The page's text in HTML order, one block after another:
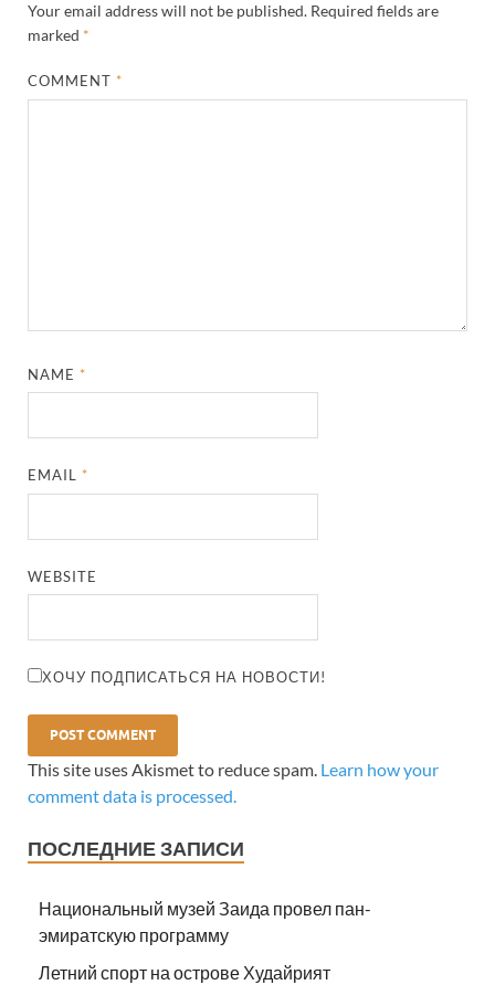
Your email address will not be published. Required fields are
marked *
COMMENT *
NAME *
EMAIL *
WEBSITE
ХОЧУ ПОДПИСАТЬСЯ НА НОВОСТИ!
This site uses Akismet to reduce spam. Learn how your
comment data is processed.
ПОСЛЕДНИЕ ЗАПИСИ
Национальный музей Заида провел пан-
эмиратскую программу
Летний спорт на острове Худайрият